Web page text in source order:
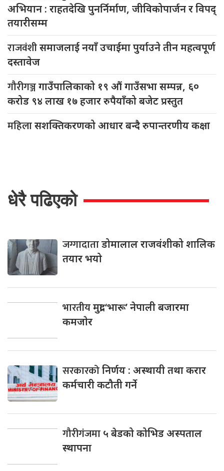
अभियान : राहतदेखि पुनर्निर्माण, जीविकोपार्जन र विपद्
तयारीसम्म
राजवंशीसमाजलाई नयाँ उचाईमा पुर्याउने तीन महत्वपूर्ण
दस्तावेज
गौरीगञ्जगाउँपालिकाको १९ औं गाउँसभा सम्पन्न, ६०
करोड ९४ लाख १७ हजार रुपैयाँको बजेट प्रस्तुत
महिलासशक्तिकरणको आधार बन्दै रुपान्तरणीय कक्षा
धेरै पढिएको
जग्गादाताडोमालाल राजवंशीको शालिक
तयार भयो
भारतीयमुद्रा ‘भारू’ नेपाली बजारमा
कमजाेर
सरकारकोनिर्णय : अस्थायी तथा करार
कर्मचारी कटौती गर्ने
गौरीगंजमा ५ बेडको कोभिड अस्पताल
स्थापना